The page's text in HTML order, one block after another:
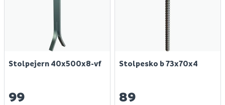
Stolpejern 40x500x8-vf
99
Stolpesko b 73x70x4
89